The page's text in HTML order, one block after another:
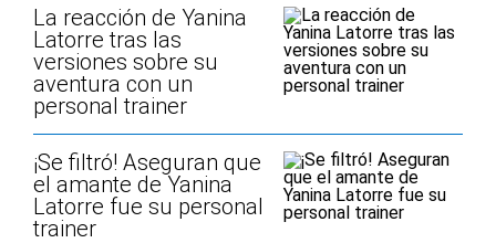
La reacción de Yanina
Latorre tras las
versiones sobre su
aventura con un
personal trainer
¡Se filtró! Aseguran que
el amante de Yanina
Latorre fue su personal
trainer